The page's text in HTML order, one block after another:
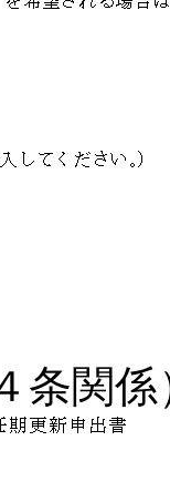
条関係